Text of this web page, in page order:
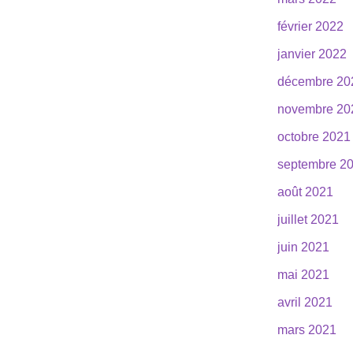
février 2022
janvier 2022
décembre
novembre
octobre 2021
septembre
août 2021
juillet 2021
juin 2021
mai 2021
avril 2021
mars 2021